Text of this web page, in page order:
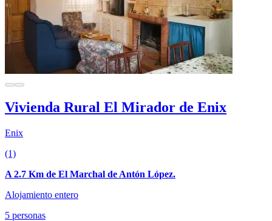
Vivienda Rural El Mirador de Enix
Enix
(1)
A 2.7 Km de El Marchal de Antón López.
Alojamiento entero
5 personas